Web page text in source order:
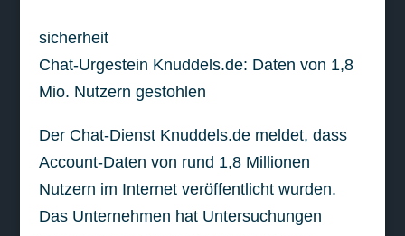
sicherheit
Chat-Urgestein Knuddels.de: Daten von 1,8
Mio. Nutzern gestohlen
Der Chat-Dienst Knuddels.de meldet, dass
Account-Daten von rund 1,8 Millionen
Nutzern im Internet veröffentlicht wurden.
Das Unternehmen hat Untersuchungen